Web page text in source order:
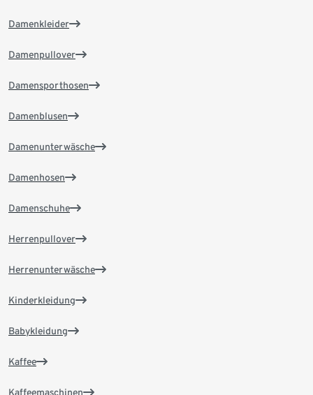
Damenkleider
Damenpullover
Damensporthosen
Damenblusen
Damenunterwäsche
Damenhosen
Damenschuhe
Herrenpullover
Herrenunterwäsche
Kinderkleidung
Babykleidung
Kaffee
Kaffeemaschinen